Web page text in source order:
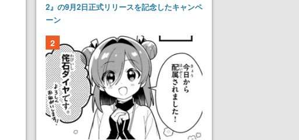
2』の9月2日正式リリースを記念したキャンペ
ーン
2